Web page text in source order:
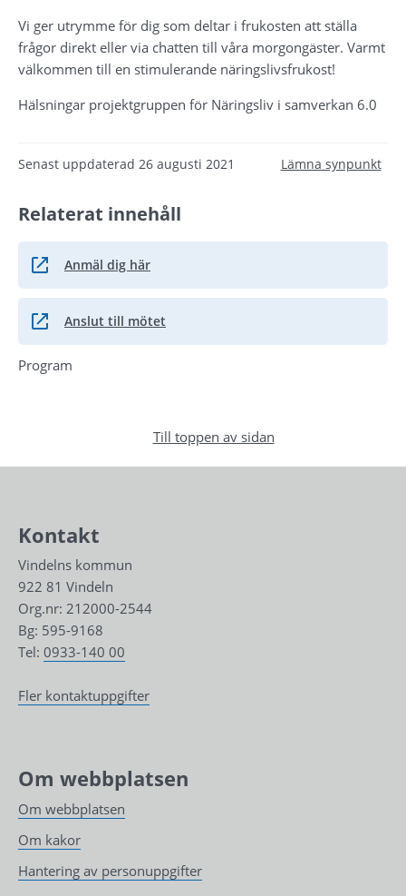
Vi ger utrymme för dig som deltar i frukosten att ställa
frågor direkt eller via chatten till våra morgongäster. Varmt
välkommen till en stimulerande näringslivsfrukost!
Hälsningar projektgruppen för Näringsliv i samverkan 6.0
Senast uppdaterad 26 augusti 2021 Lämna synpunkt
Relaterat innehåll
Anmäl dig här
Länk till annan webbplats.
Anslut till mötet
Länk till annan webbplats.
Program
Till toppen av sidan
Kontakt
Vindelns kommun
922 81 Vindeln
Org.nr: 212000-2544
Bg: 595-9168
Tel: 0933-140 00
Fler kontaktuppgifter
Om webbplatsen
Om webbplatsen
Om kakor
Hantering av personuppgifter